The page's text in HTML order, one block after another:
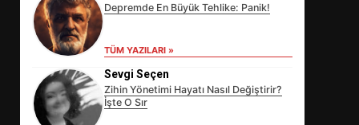
Depremde En Büyük Tehlike: Panik!
TÜM YAZILARI »
Sevgi Seçen
Zihin Yönetimi Hayatı Nasıl Değiştirir?
İşte O Sır
EİB’DE KRİTİK ATAMA: